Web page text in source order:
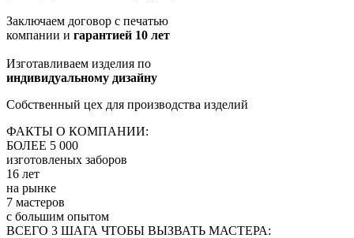
Заключаем договор с печатью
компании и гарантией 10 лет
Изготавливаем изделия по
индивидуальному дизайну
Собственный цех для производства изделий
ФАКТЫ О КОМПАНИИ:
БОЛЕЕ 5 000
изготовленых заборов
16 лет
на рынке
7 мастеров
с большим опытом
ВСЕГО 3 ШАГА ЧТОБЫ ВЫЗВАТЬ МАСТЕРА: